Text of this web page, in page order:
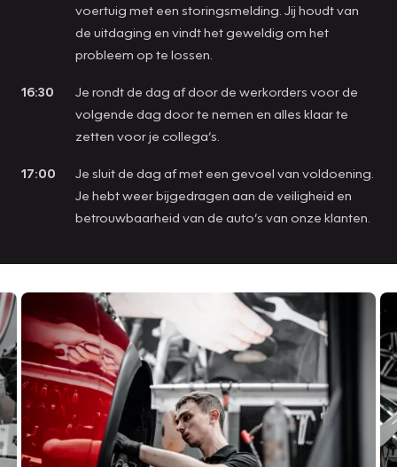
voertuig met een storingsmelding. Jij houdt van
de uitdaging en vindt het geweldig om het
probleem op te lossen.
16:30
Je rondt de dag af door de werkorders voor de
volgende dag door te nemen en alles klaar te
zetten voor je collega’s.
17:00
Je sluit de dag af met een gevoel van voldoening.
Je hebt weer bijgedragen aan de veiligheid en
betrouwbaarheid van de auto’s van onze klanten.